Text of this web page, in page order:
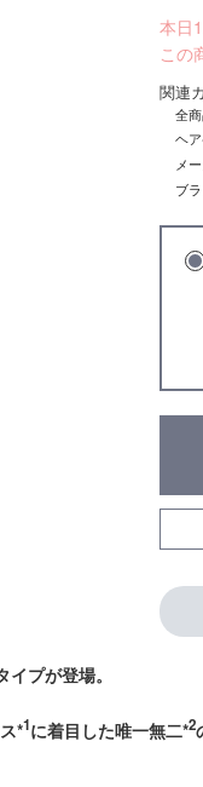
本日
この
関連
全
ヘ
メ
ブ
プが登場。
*1に着目した唯一無二*2